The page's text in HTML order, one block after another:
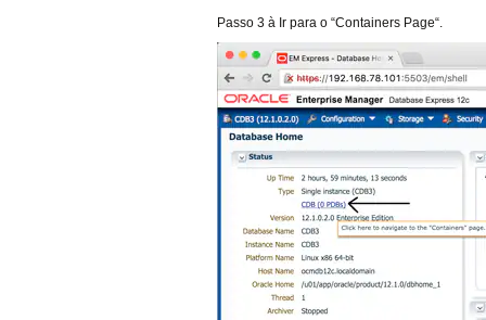
Passo 3 à Ir para o “Containers Page“.